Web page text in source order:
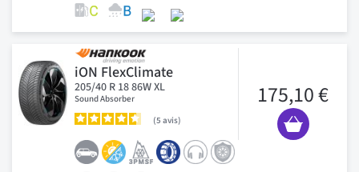
iON FlexClimate
205/40 R 18 86W XL
Sound Absorber
5 avis
175,10 €